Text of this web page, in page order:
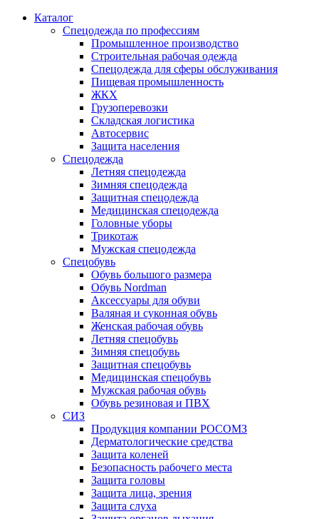
Каталог
Спецодежда по профессиям
Промышленное производство
Строительная рабочая одежда
Спецодежда для сферы обслуживания
Пищевая промышленность
ЖКХ
Грузоперевозки
Складская логистика
Автосервис
Защита населения
Спецодежда
Летняя спецодежда
Зимняя спецодежда
Защитная спецодежда
Медицинская спецодежда
Головные уборы
Трикотаж
Мужская спецодежда
Спецобувь
Обувь большого размера
Обувь Nordman
Аксессуары для обуви
Валяная и суконная обувь
Женская рабочая обувь
Летняя спецобувь
Зимняя спецобувь
Защитная спецобувь
Медицинская спецобувь
Мужская рабочая обувь
Обувь резиновая и ПВХ
СИЗ
Продукция компании РОСОМЗ
Дерматологические средства
Защита коленей
Безопасность рабочего места
Защита головы
Защита лица, зрения
Защита слуха